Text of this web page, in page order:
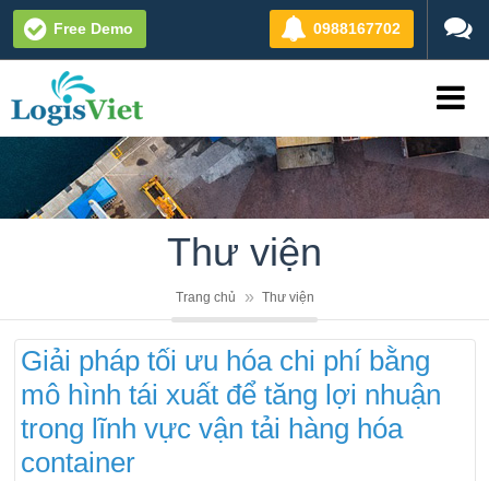
0988167702
Free Demo
Thư viện
Trang chủ Thư viện
Giải pháp tối ưu hóa chi phí bằng
mô hình tái xuất để tăng lợi nhuận
trong lĩnh vực vận tải hàng hóa
container